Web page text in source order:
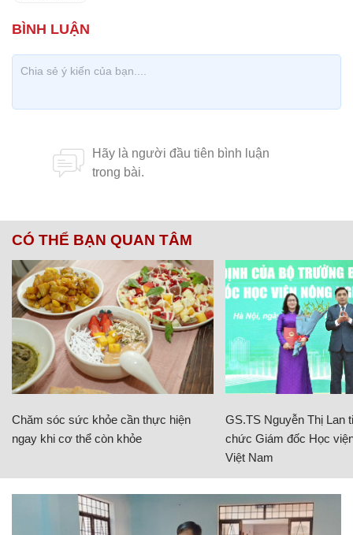
CÓ THỂ BẠN QUAN TÂM
Chăm sóc sức khỏe cần thực hiện
ngay khi cơ thể còn khỏe
GS.TS Nguyễn Thị Lan
chức Giám đốc Học
Việt Nam